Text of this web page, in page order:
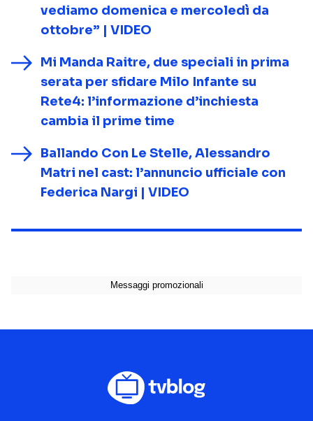
vediamo domenica e mercoledì da
ottobre” | VIDEO
Mi Manda Raitre, due speciali in prima
serata per sfidare Milo Infante su
Rete4: l’informazione d’inchiesta
cambia il prime time
Ballando Con Le Stelle, Alessandro
Matri nel cast: l’annuncio ufficiale con
Federica Nargi | VIDEO